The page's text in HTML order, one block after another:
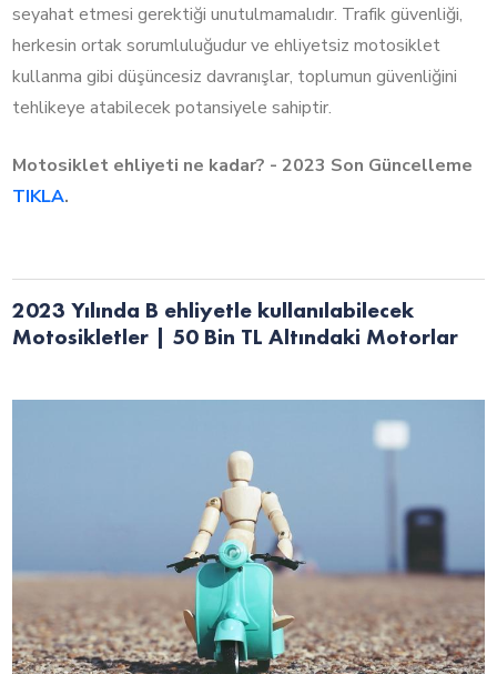
seyahat etmesi gerektiği unutulmamalıdır. Trafik güvenliği,
herkesin ortak sorumluluğudur ve ehliyetsiz motosiklet
kullanma gibi düşüncesiz davranışlar, toplumun güvenliğini
tehlikeye atabilecek potansiyele sahiptir.
Motosiklet ehliyeti ne kadar? - 2023 Son Güncelleme
TIKLA.
2023 Yılında B ehliyetle kullanılabilecek
Motosikletler | 50 Bin TL Altındaki Motorlar